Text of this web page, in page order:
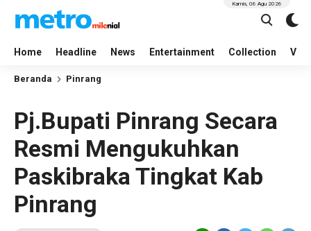
Home Headline News Entertainment Collection
Kamis, 06 Agu 2026
Beranda Pinrang
Pj.Bupati Pinrang Secara
Resmi Mengukuhkan
Paskibraka Tingkat Kab
Pinrang